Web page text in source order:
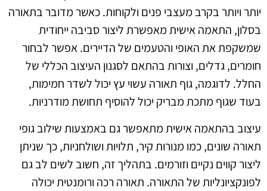
יותר ויותר בקרב מעצבי פנים ולקוחות. כאשר מדובר בתאורה
בסלון, התאמה אישית מאפשרת ליצור סביבה ייחודית
שמשקפת את האופי והטעמים של הדיירים. אפשר לבחור
חומרים, גדלים, וצורות בהתאם לסגנון העיצוב הכללי של
החלל. לדוגמה, גוף תאורה עשוי עץ יכול לשדר חמימות,
בעוד שגוף מתכת מבריק יכול להוסיף תחושת מודרניות.
עיצוב בהתאמה אישית מתאפשר גם באמצעות שילוב גופי
תאורה שונים, כמו מנורות קיר, תלויות ושולחניות, כך שניתן
ליצור קווים נקיים וזורמים. בתהליך זה, חשוב לשים לב גם
לפונקציונליות של התאורה. תאורה רכה ורומנטית יכולה